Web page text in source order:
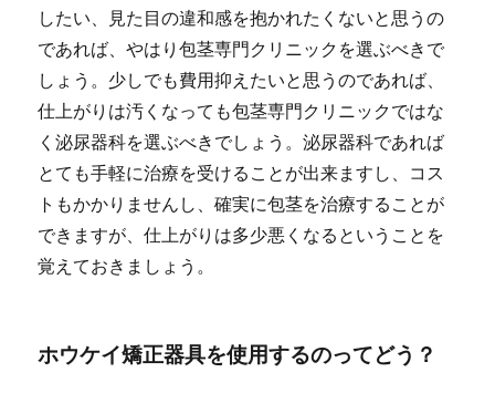
したい、見た目の違和感を抱かれたくないと思うの
であれば、やはり包茎専門クリニックを選ぶべきで
しょう。 少しでも費用抑えたいと思うのであれば、
仕上がりは汚くなっても包茎専門クリニックではな
く泌尿器科を選ぶべきでしょう。泌尿器科であれば
とても手軽に治療を受けることが出来ますし、コス
トもかかりませんし、確実に包茎を治療することが
できますが、仕上がりは多少悪くなるということを
覚えておきましょう。
ホウケイ矯正器具を使用するのってどう？